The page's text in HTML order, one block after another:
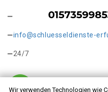
Wir verwenden Technologien wie
info@schluesseldienste-
24/7